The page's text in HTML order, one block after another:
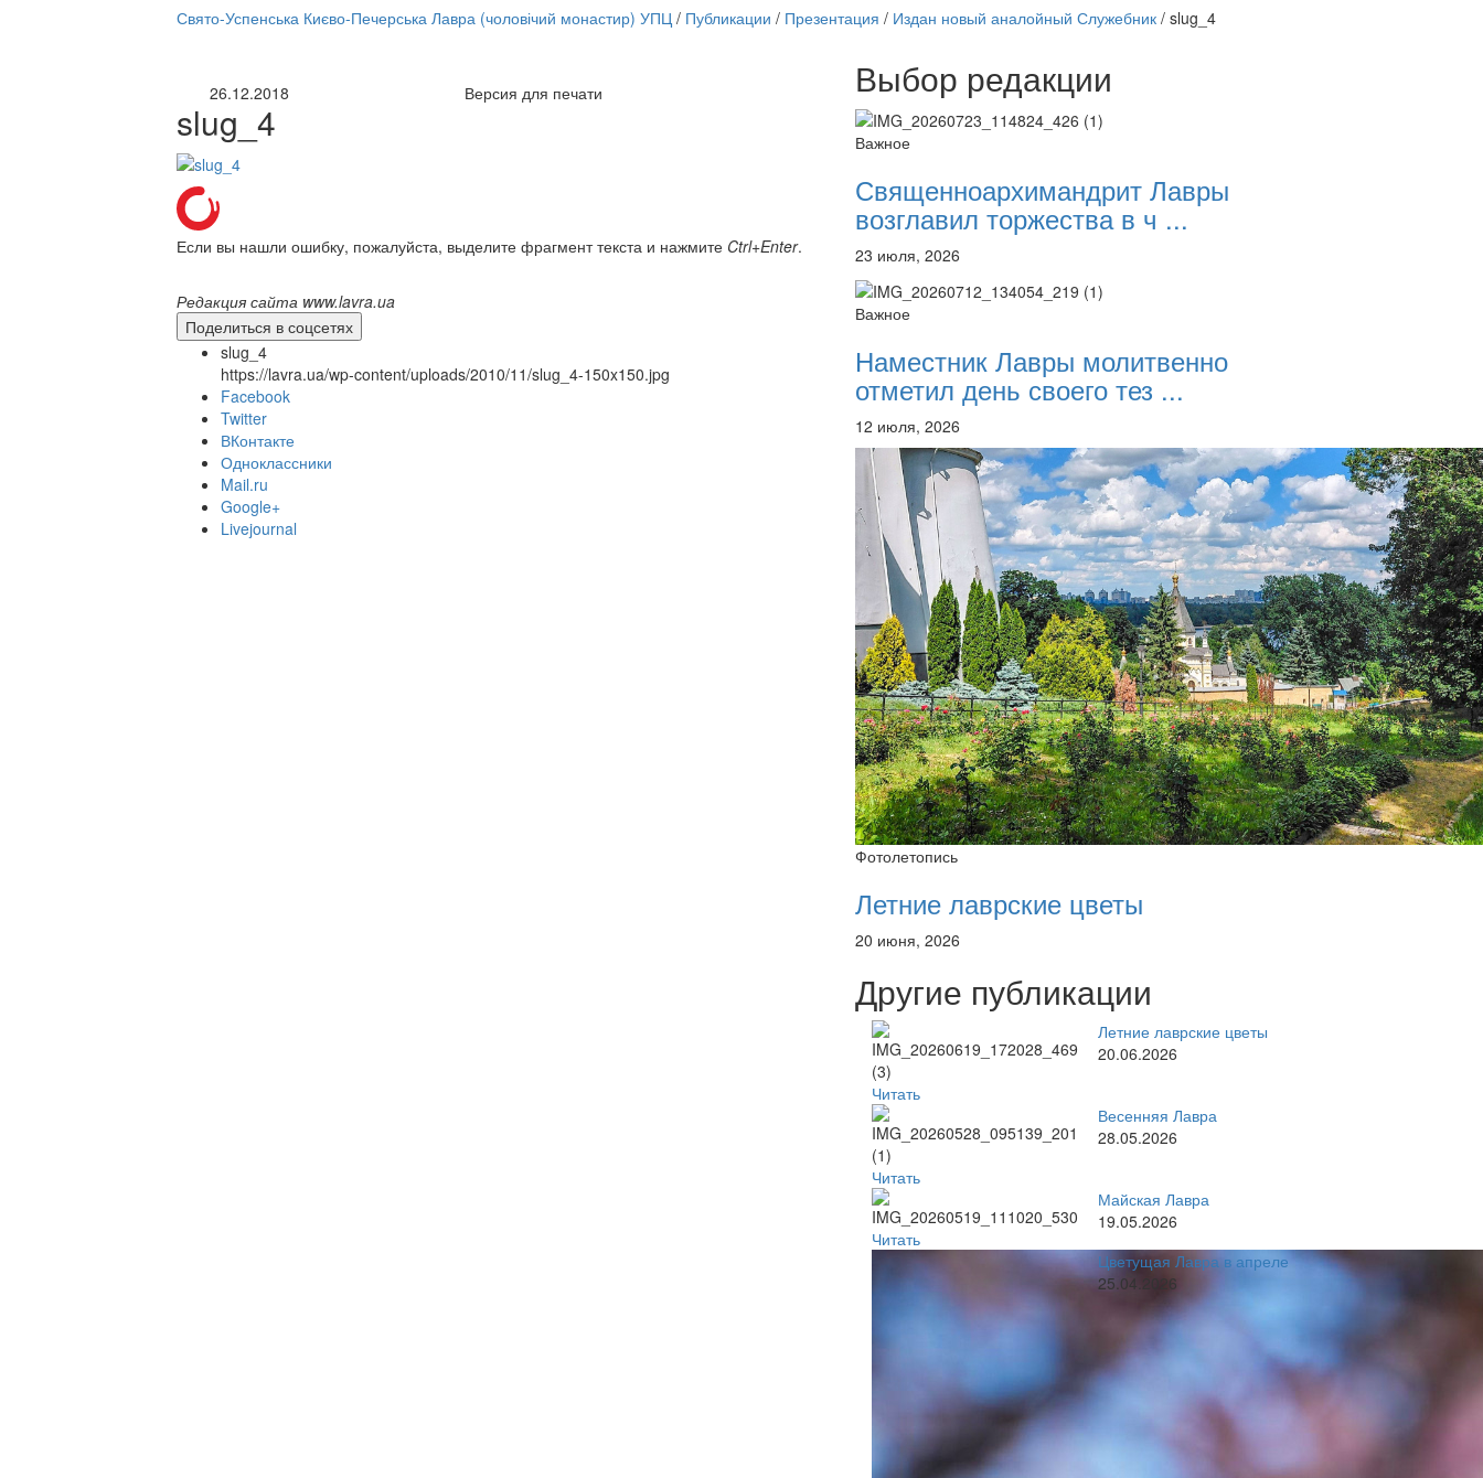
12 сентября
12 сентября 2015Название трансляции
12 сентября 2015
12 сентября 2015Название трансляции
12 сентября 2015Название трансляции
12 сентября 2015Название трансляции
12 сентября 2015Название трансляции
12 сентября 2015
Перейти к архиву
Свято-Успенська Києво-Печерська Лавра (чоловічий монастир) УПЦ/ Публикации / Презентация / Издан новый аналойный Служебник/ slug_4
26.12.2018 Версия для печати
slug_4
Если вы нашли ошибку, пожалуйста, выделите фрагмент текста и нажмите Ctrl+Enter.
Редакция сайта www.lavra.ua
Поделиться в соцсетях
slug_4
https://lavra.ua/wp-content/uploads/2010/11/slug_4-150x150.jpg
Facebook
Twitter
ВКонтакте
Одноклассники
Mail.ru
Google+
Livejournal
Выбор редакции
Важное
Священноархимандрит Лавры
возглавил торжества в ч ...
23 июля, 2026
Важное
Наместник Лавры молитвенно
отметил день своего тез ...
12 июля, 2026
Фотолетопись
Летние лаврские цветы
20 июня, 2026
Другие публикации
Читать
Летние лаврские цветы
20.06.2026
Читать
Весенняя Лавра
28.05.2026
Читать
Майская Лавра
19.05.2026
Цветущая Лавра в апреле
25.04.2026